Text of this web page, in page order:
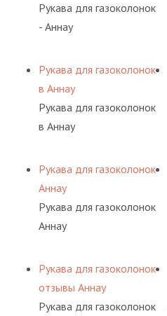
Рукава для газоколонок
- Аннау
Рукава для газоколонок
в Аннау
Рукава для газоколонок
в Аннау
Рукава для газоколонок
Аннау
Рукава для газоколонок
Аннау
Рукава для газоколонок
отзывы Аннау
Рукава для газоколонок